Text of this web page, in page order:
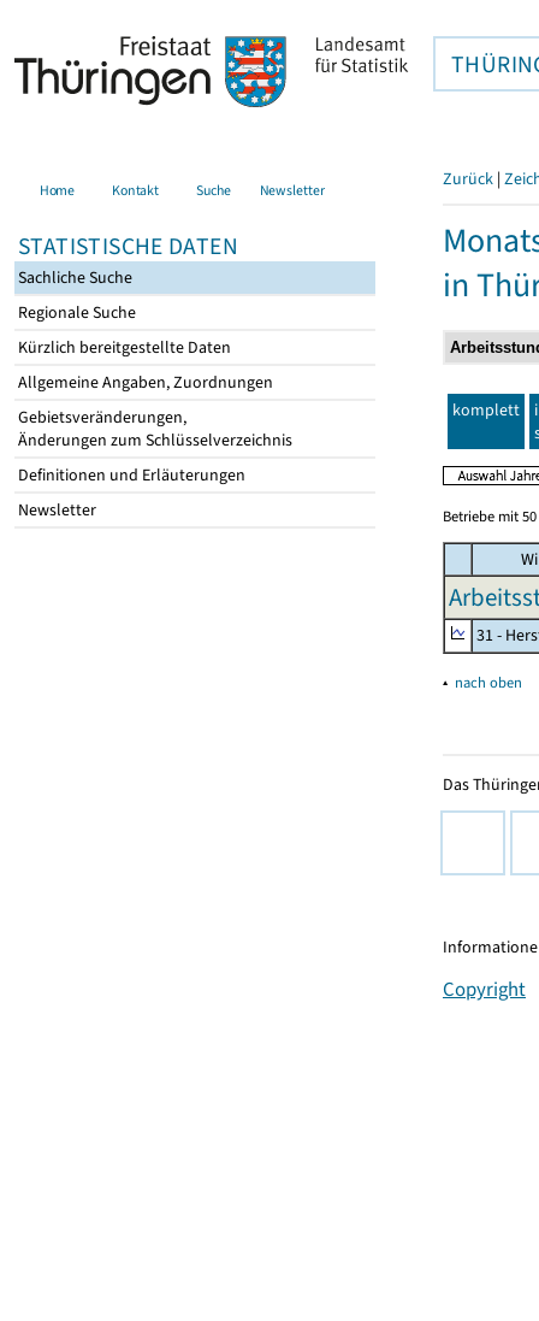
Home Kontakt Suche Newsletter
STATISTISCHE DATEN
Sachliche Suche
Regionale Suche
Kürzlich bereitgestellte Daten
Allgemeine Angaben, Zuordnungen
Gebietsveränderungen,
Änderungen zum Schlüsselverzeichnis
Definitionen und Erläuterungen
Newsletter
Zurück |
in
komplett
Betriebe mit
31 -
▴ nach oben
Das
Copyright